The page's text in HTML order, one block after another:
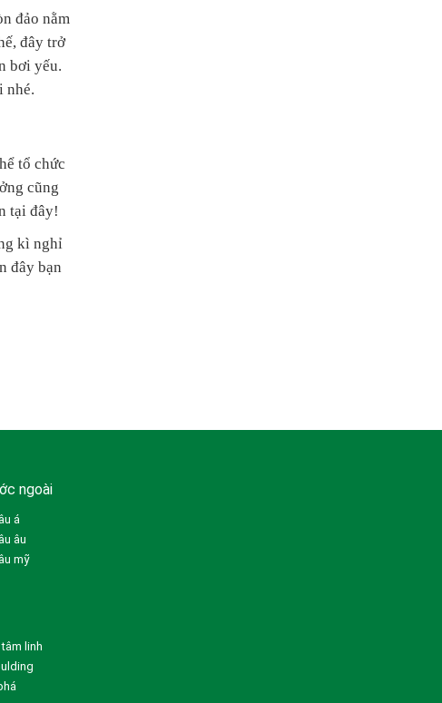
đảo nằm
đây trở
bơi yếu.
nhé.
tổ chức
cũng
tại đây!
kì nghỉ
đây bạn
ngoài
á
âu
mỹ
linh